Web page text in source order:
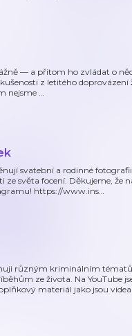
— a přitom ho zvládat o
z letitého doprovázení
nejsme …
svatební a rodinné
světa focení. Děkujeme, že
https://www.ins…
různým kriminálním
ze života. Na YouTube
materiál jako jsou videa